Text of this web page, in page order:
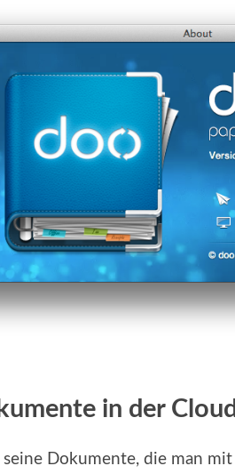
in der Cloud
seine Dokumente, die man mit